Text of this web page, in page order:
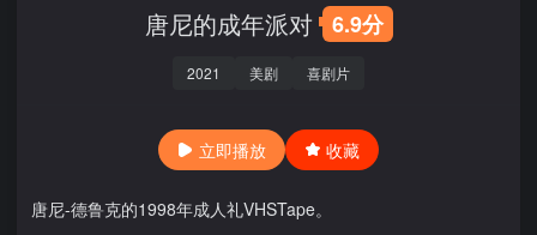
唐尼的成年派对 6.9分
2021 美剧 喜剧片
立即播放 收藏
唐尼-德鲁克的1998年成人礼VHSTape。